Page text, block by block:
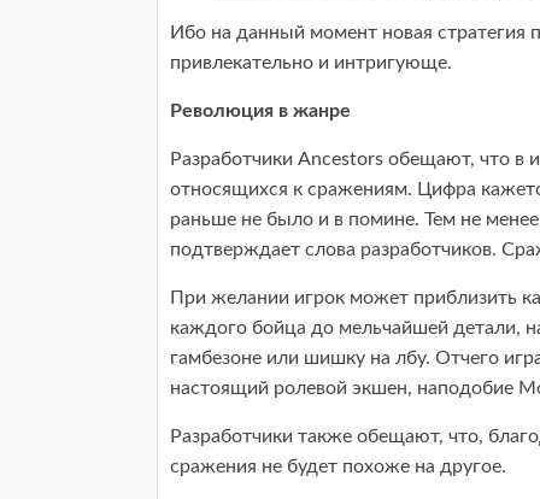
Ибо на данный момент новая стратегия
привлекательно и интригующе.
Революция в жанре
Разработчики Ancestors обещают, что в
относящихся к сражениям. Цифра
раньше не было и в помине. Тем не
подтверждает слова разработчиков.
При желании игрок может приблизить
каждого бойца до мельчайшей детали,
гамбезоне или шишку на лбу. Отчего
настоящий ролевой экшен, наподобие
Разработчики также обещают, что,
сражения не будет похоже на другое.